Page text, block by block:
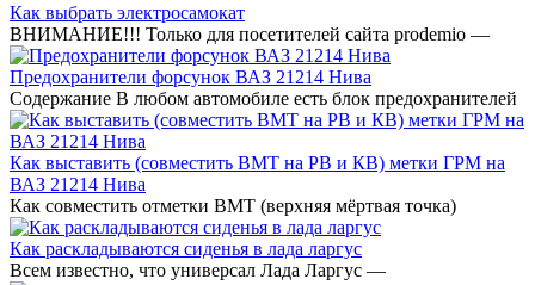
Как выбрать электросамокат
ВНИМАНИЕ!!! Только для посетителей сайта prodemio —
Предохранители форсунок ВАЗ 21214 Нива
Содержание В любом автомобиле есть блок предохранителей
Как выставить (совместить ВМТ на РВ и КВ) метки ГРМ на
ВАЗ 21214 Нива
Как совместить отметки ВМТ (верхняя мёртвая точка)
Как раскладываются сиденья в лада ларгус
Всем известно, что универсал Лада Ларгус —